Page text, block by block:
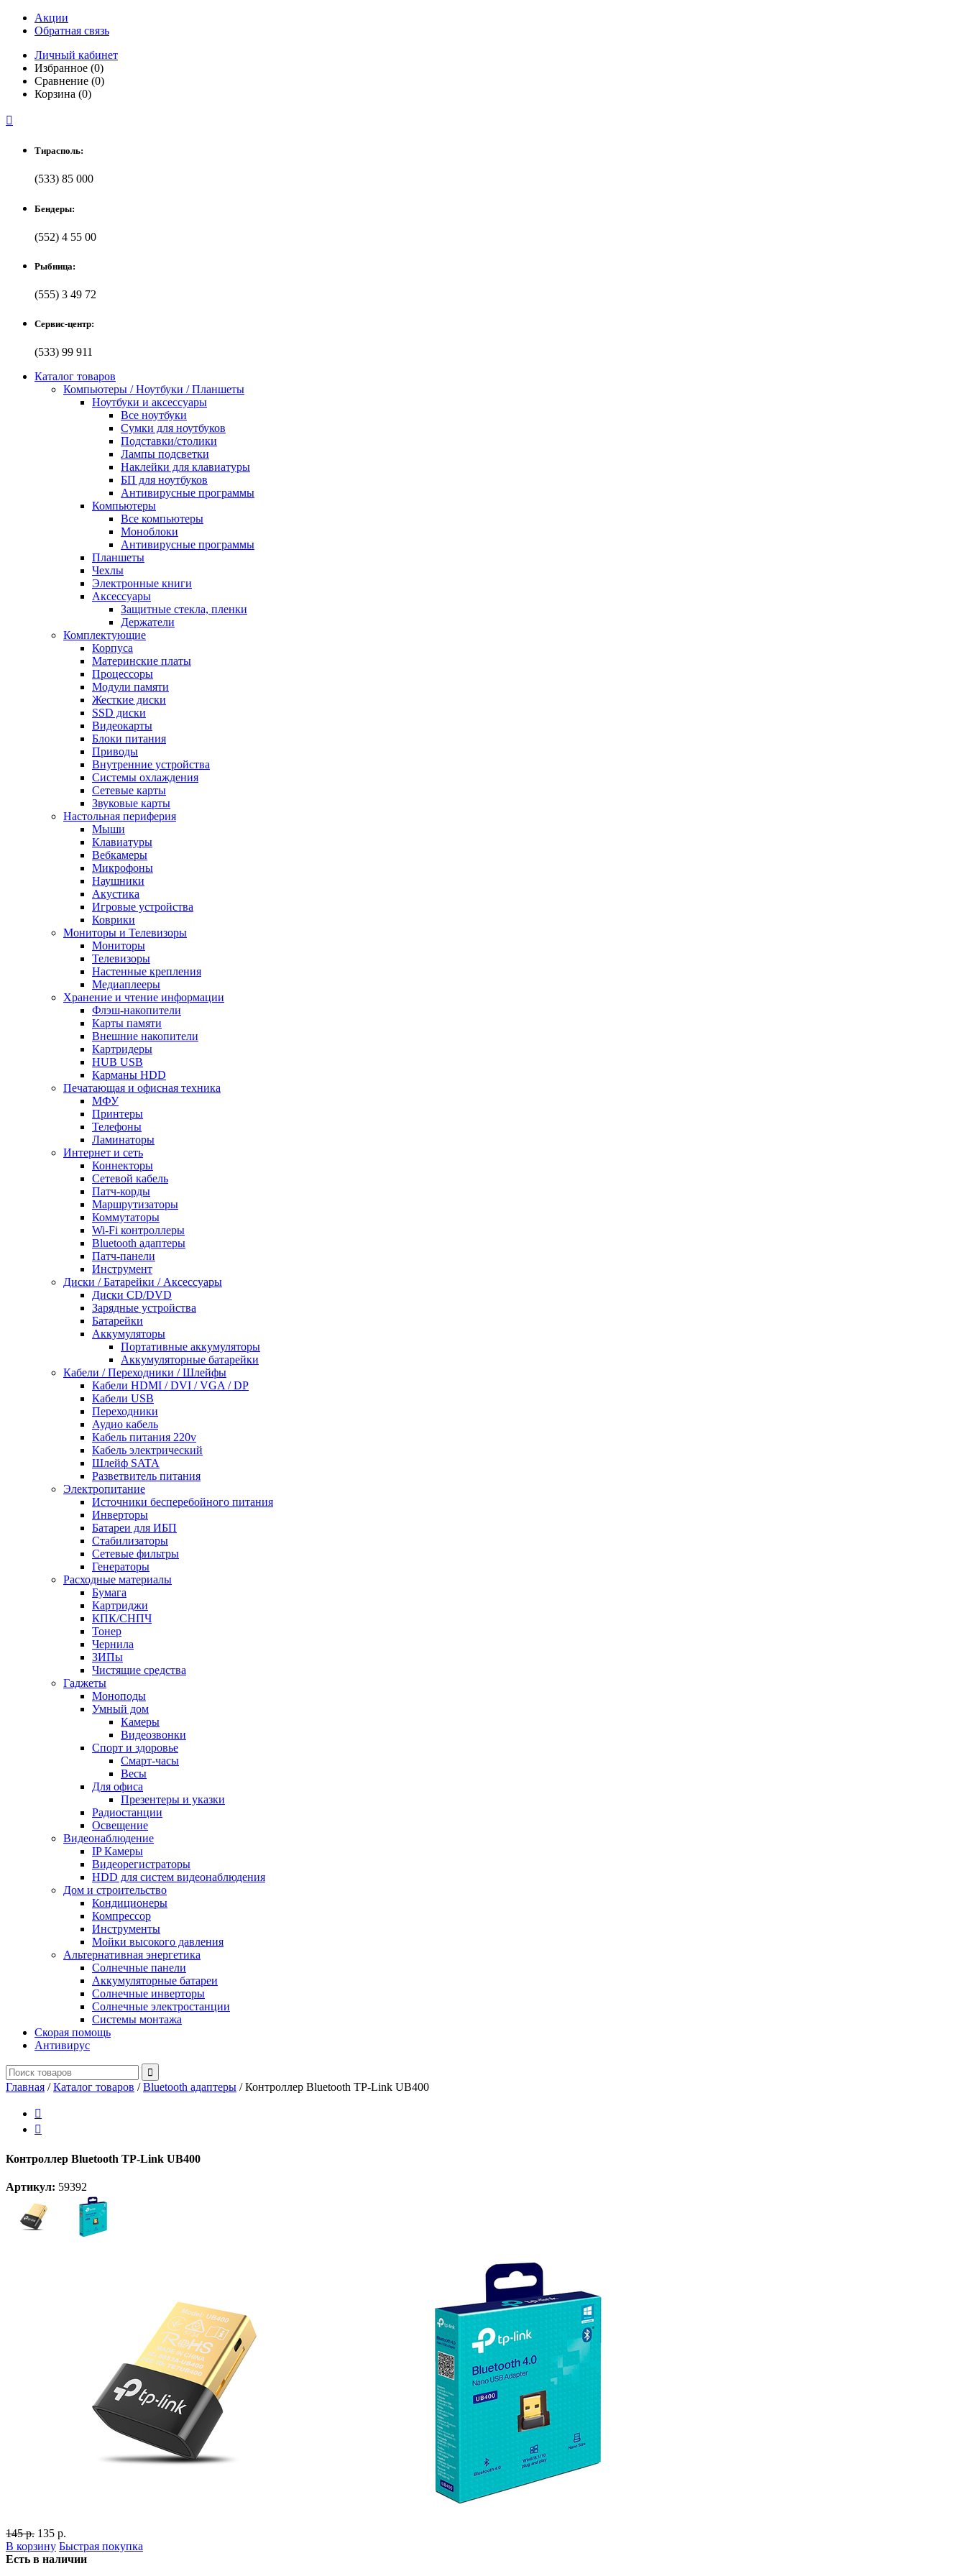
Акции
Обратная связь
Личный кабинет
Избранное (0)
Сравнение (0)
Корзина (0)

Тирасполь:
(533) 85 000
Бендеры:
(552) 4 55 00
Рыбница:
(555) 3 49 72
Сервис-центр:
(533) 99 911
Каталог товаров
Компьютеры / Ноутбуки / Планшеты
Ноутбуки и аксессуары
Все ноутбуки
Сумки для ноутбуков
Подставки/столики
Лампы подсветки
Наклейки для клавиатуры
БП для ноутбуков
Антивирусные программы
Компьютеры
Все компьютеры
Моноблоки
Антивирусные программы
Планшеты
Чехлы
Электронные книги
Аксессуары
Защитные стекла, пленки
Держатели
Комплектующие
Корпуса
Материнские платы
Процессоры
Модули памяти
Жесткие диски
SSD диски
Видеокарты
Блоки питания
Приводы
Внутренние устройства
Системы охлаждения
Сетевые карты
Звуковые карты
Настольная периферия
Мыши
Клавиатуры
Вебкамеры
Микрофоны
Наушники
Акустика
Игровые устройства
Коврики
Мониторы и Телевизоры
Мониторы
Телевизоры
Настенные крепления
Медиаплееры
Хранение и чтение информации
Флэш-накопители
Карты памяти
Внешние накопители
Картридеры
HUB USB
Карманы HDD
Печатающая и офисная техника
МФУ
Принтеры
Телефоны
Ламинаторы
Интернет и сеть
Коннекторы
Сетевой кабель
Патч-корды
Маршрутизаторы
Коммутаторы
Wi-Fi контроллеры
Bluetooth адаптеры
Патч-панели
Инструмент
Диски / Батарейки / Аксессуары
Диски CD/DVD
Зарядные устройства
Батарейки
Аккумуляторы
Портативные аккумуляторы
Аккумуляторные батарейки
Кабели / Переходники / Шлейфы
Кабели HDMI / DVI / VGA / DP
Кабели USB
Переходники
Аудио кабель
Кабель питания 220v
Кабель электрический
Шлейф SATA
Разветвитель питания
Электропитание
Источники бесперебойного питания
Инверторы
Батареи для ИБП
Стабилизаторы
Сетевые фильтры
Генераторы
Расходные материалы
Бумага
Картриджи
КПК/СНПЧ
Тонер
Чернила
ЗИПы
Чистящие средства
Гаджеты
Моноподы
Умный дом
Камеры
Видеозвонки
Спорт и здоровье
Смарт-часы
Весы
Для офиса
Презентеры и указки
Радиостанции
Освещение
Видеонаблюдение
IP Камеры
Видеорегистраторы
HDD для систем видеонаблюдения
Дом и строительство
Кондиционеры
Компрессор
Инструменты
Мойки высокого давления
Альтернативная энергетика
Солнечные панели
Аккумуляторные батареи
Солнечные инверторы
Солнечные электростанции
Системы монтажа
Скорая помощь
Антивирус
Главная /Каталог товаров /Bluetooth адаптеры /Контроллер Bluetooth TP-Link UB400


Контроллер Bluetooth TP-Link UB400
Артикул: 59392
145 р. 135 р.
В корзину Быстрая покупка
Есть в наличии